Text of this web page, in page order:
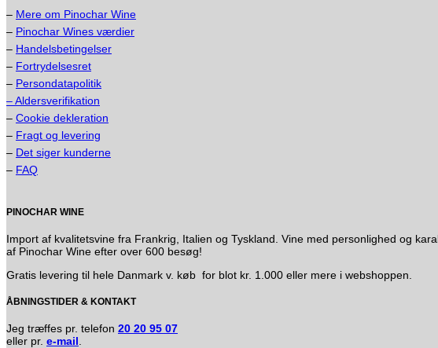
– Mere om Pinochar Wine
– Pinochar Wines værdier
– Handelsbetingelser
– Fortrydelsesret
– Persondatapolitik
– Aldersverifikation
– Cookie dekleration
– Fragt og levering
– Det siger kunderne
– FAQ
PINOCHAR WINE
Import af kvalitetsvine fra Frankrig, Italien og Tyskland. Vine med personlighed og
af Pinochar Wine efter over 600 besøg!
Gratis levering til hele Danmark v. køb for blot kr. 1.000 eller mere i webshoppen.
ÅBNINGSTIDER & KONTAKT
Jeg træffes pr. telefon 20 20 95 07
eller pr. e-mail